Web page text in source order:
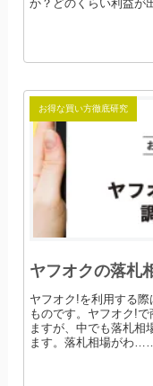
か？どのくらい利益
お得な買い方徹底研究
ヤフオクの落札
ヤフオク!を利用する
ものです。ヤフオク!
ますが、中でも落札相
ます。落札相場がわ